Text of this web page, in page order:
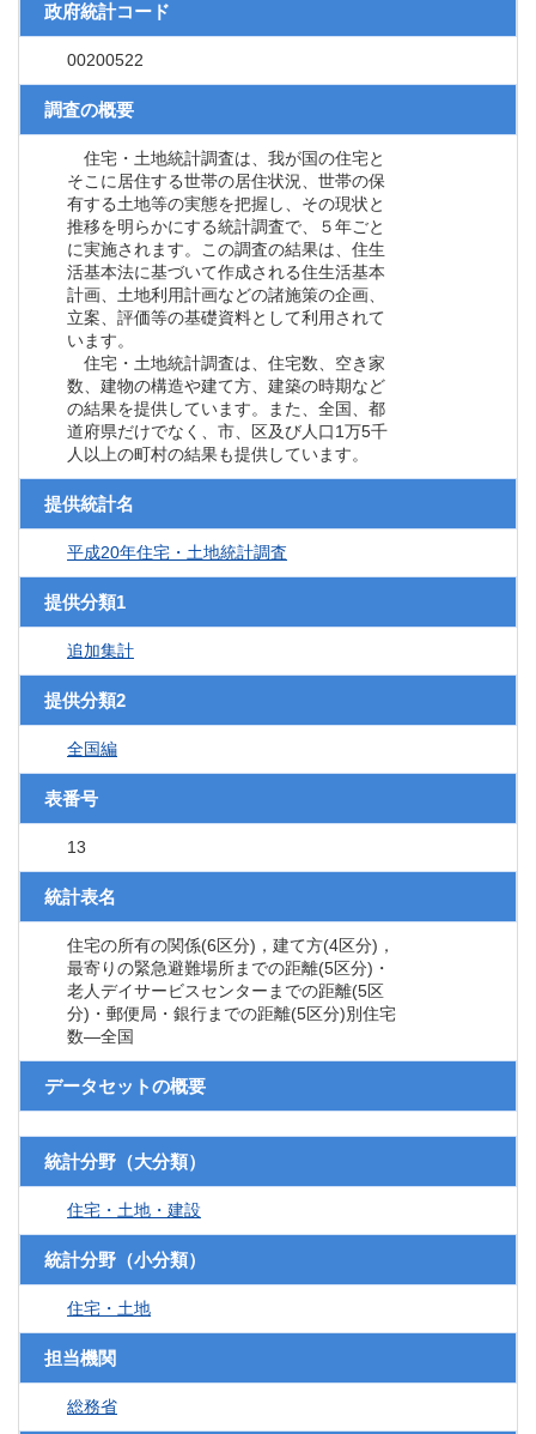
政府統計コード
00200522
調査の概要
住宅・土地統計調査は、我が国の住宅と
そこに居住する世帯の居住状況、世帯の保
有する土地等の実態を把握し、その現状と
推移を明らかにする統計調査で、５年ごと
に実施されます。この調査の結果は、住生
活基本法に基づいて作成される住生活基本
計画、土地利用計画などの諸施策の企画、
立案、評価等の基礎資料として利用されて
います。
住宅・土地統計調査は、住宅数、空き家
数、建物の構造や建て方、建築の時期など
の結果を提供しています。また、全国、都
道府県だけでなく、市、区及び人口1万5千
人以上の町村の結果も提供しています。
提供統計名
平成20年住宅・土地統計調査
提供分類1
追加集計
提供分類2
全国編
表番号
13
統計表名
住宅の所有の関係(6区分)，建て方(4区分)，
最寄りの緊急避難場所までの距離(5区分)・
老人デイサービスセンターまでの距離(5区
分)・郵便局・銀行までの距離(5区分)別住宅
数―全国
データセットの概要
統計分野（大分類）
住宅・土地・建設
統計分野（小分類）
住宅・土地
担当機関
総務省